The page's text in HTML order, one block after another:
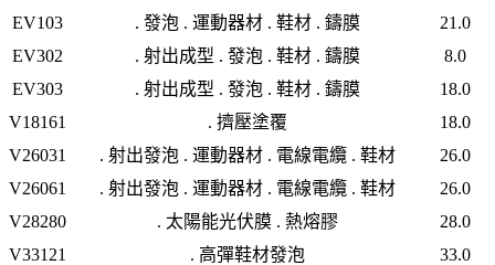
EV103
. 發泡 . 運動器材 . 鞋材 . 鑄膜
21.0
EV302
. 射出成型 . 發泡 . 鞋材 . 鑄膜
8.0
EV303
. 射出成型 . 發泡 . 鞋材 . 鑄膜
18.0
V18161
. 擠壓塗覆
18.0
V26031
. 射出發泡 . 運動器材 . 電線電纜 . 鞋材
26.0
V26061
. 射出發泡 . 運動器材 . 電線電纜 . 鞋材
26.0
V28280
. 太陽能光伏膜 . 熱熔膠
28.0
V33121
. 高彈鞋材發泡
33.0